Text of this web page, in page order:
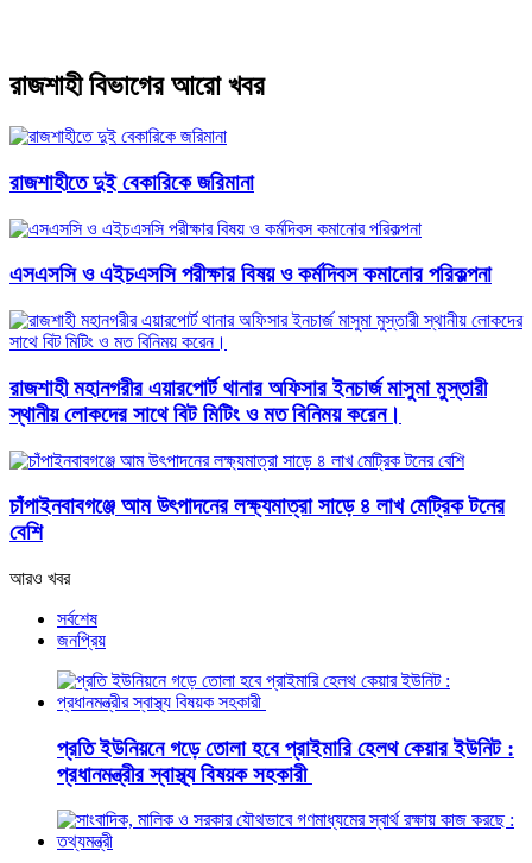
রাজশাহী বিভাগের আরো খবর
রাজশাহীতে দুই বেকারিকে জরিমানা
এসএসসি ও এইচএসসি পরীক্ষার বিষয় ও কর্মদিবস কমানোর পরিকল্পনা
রাজশাহী মহানগরীর এয়ারপোর্ট থানার অফিসার ইনচার্জ মাসুমা মুস্তারী
স্থানীয় লোকদের সাথে বিট মিটিং ও মত বিনিময় করেন।
চাঁপাইনবাবগঞ্জে আম উৎপাদনের লক্ষ্যমাত্রা সাড়ে ৪ লাখ মেট্রিক টনের
বেশি
আরও খবর
সর্বশেষ
জনপ্রিয়
প্রতি ইউনিয়নে গড়ে তোলা হবে প্রাইমারি হেলথ কেয়ার ইউনিট :
প্রধানমন্ত্রীর স্বাস্থ্য বিষয়ক সহকারী